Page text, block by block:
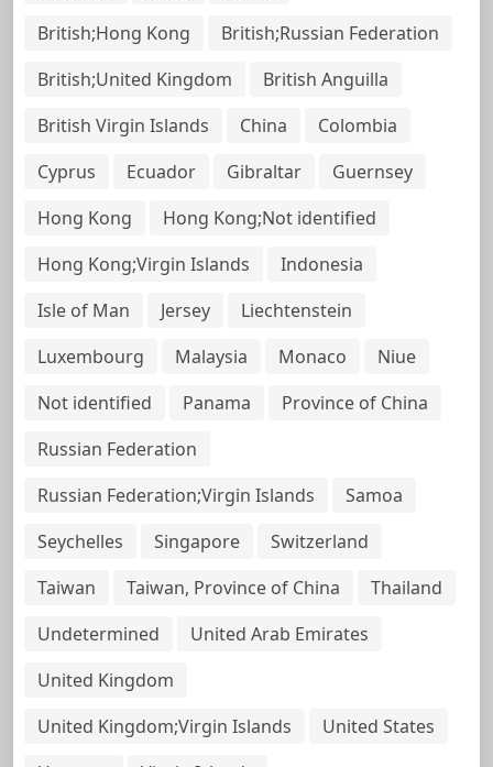
British;Hong Kong
British;Russian Federation
British;United Kingdom
British Anguilla
British Virgin Islands
China
Colombia
Cyprus
Ecuador Gibraltar
Guernsey
Hong Kong
Hong Kong;Not identified
Hong Kong;Virgin Islands
Indonesia
Isle of Man
Jersey
Liechtenstein
Luxembourg
Malaysia Monaco
Niue
Not identified
Panama
Province of China
Russian Federation
Russian Federation;Virgin Islands
Samoa
Seychelles
Singapore
Switzerland
Taiwan
Taiwan, Province of China
Thailand
Undetermined
United Arab Emirates
United Kingdom
United Kingdom;Virgin Islands
United States